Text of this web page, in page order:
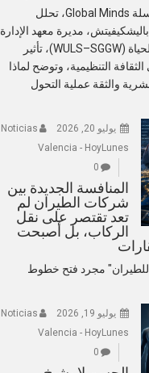
في هذا الحوار من سلسلة Global Minds، تحلل
باليشكيفيتش، مديرة معهد الإدارة
بجامعة وارسو لعلوم الحياة (WULS–SGGW)، تأثير
التنظيمية، وتوضح لماذا
والثقة عملية التحول
يوليو 20, 2026
Noticias
Valencia - HoyLunes
0
المنافسة الجديدة بين
شركات الطيران لم
تعد تقتصر على نقل
الركاب، بل أصبحت
للطيران" مجرد فتح خطوط
يوليو 19, 2026
Noticias
Valencia - HoyLunes
0